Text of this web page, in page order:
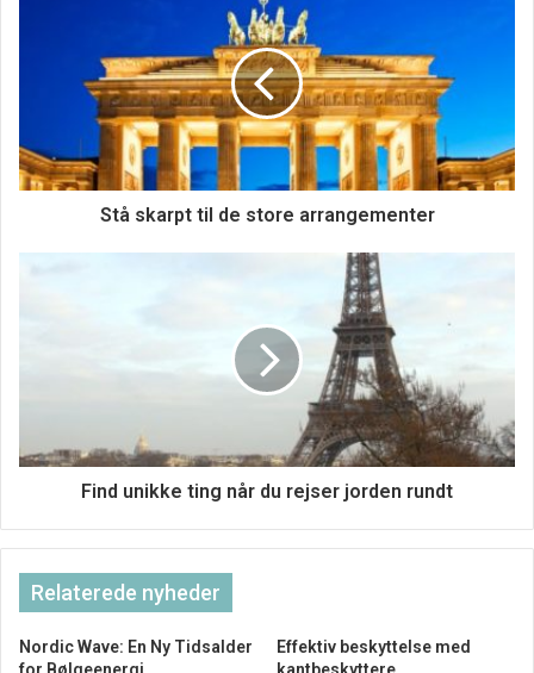
Stå skarpt til de store arrangementer
Find unikke ting når du rejser jorden rundt
Relaterede nyheder
Nordic Wave: En Ny Tidsalder
Effektiv beskyttelse med